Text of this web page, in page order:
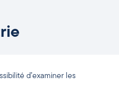
d’examiner les